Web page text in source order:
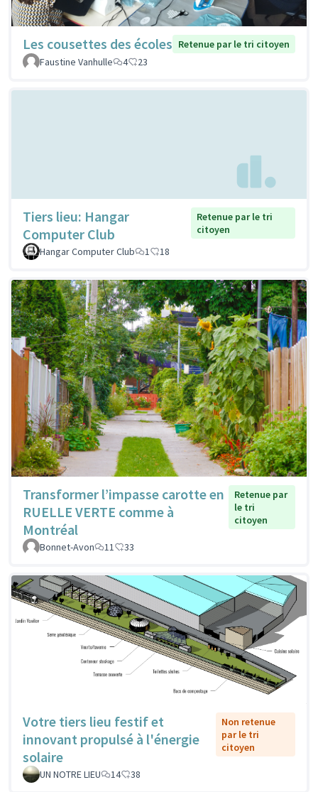
Les cousettes des écoles Retenue par le tri citoyen
Faustine Vanhulle
4 23
Tiers lieu: Hangar
Computer Club
Retenue par le tri
citoyen
Hangar Computer Club
1 18
Transformer l’impasse carotte en
RUELLE VERTE comme à
Montréal
Retenue par
le tri
citoyen
Bonnet-Avon 11 33
Votre tiers lieu festif et
innovant propulsé à l'énergie
solaire
Non retenue
par le tri
citoyen
UN NOTRE LIEU 14 38